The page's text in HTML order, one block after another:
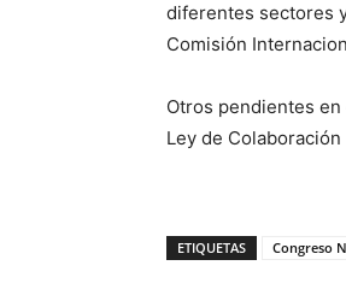
diferentes sectores
Comisión
Otros pendientes
Ley de
ETIQUETAS Congreso